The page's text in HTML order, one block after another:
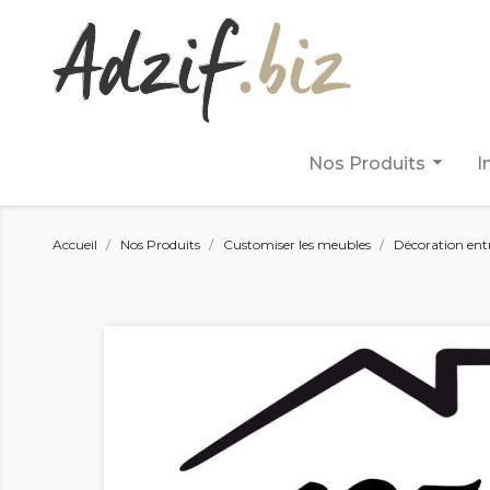
arrow_drop_down
Nos Produits
Accueil Nos Produits Customiser les meubles Décoration